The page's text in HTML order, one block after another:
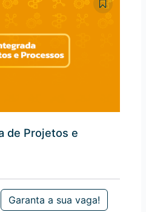
de Projetos e
Garanta a sua vaga!